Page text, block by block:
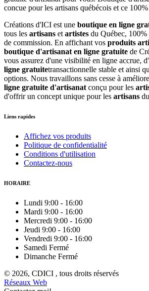
Créations d'ICI est une boutique en ligne
tous les artisans et artistes du Québec, 100%
de commission. En affichant vos produits
boutique d'artisanat en ligne gratuite de
vous assurez d'une visibilité en ligne accrue,
ligne gratuitetransactionnelle stable et ainsi
options. Nous travaillons sans cesse à
ligne gratuite d'artisanat conçu pour les
d'offrir un concept unique pour les artisans du
Liens rapides
Affichez vos produits
Politique de confidentialité
Conditions d'utilisation
Contactez-nous
HORAIRE
Lundi 9:00 - 16:00
Mardi 9:00 - 16:00
Mercredi 9:00 - 16:00
Jeudi 9:00 - 16:00
Vendredi 9:00 - 16:00
Samedi Fermé
Dimanche Fermé
© 2026, CDICI , tous droits réservés
Réseaux Web